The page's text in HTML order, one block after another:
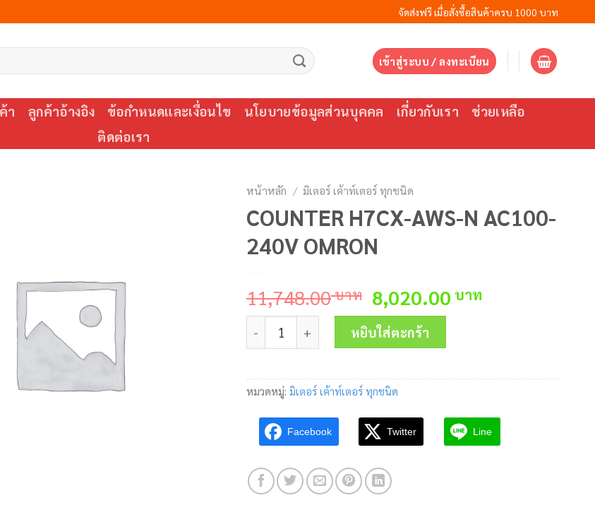
จัดส่งฟรี เมื่อสั่งซื้อสินค้าครบ 1000 บาท
เข้าสู่ระบบ / ลงทะเบียน
า ลูกค้าอ้างอิง ข้อกำหนดและเงื่อนไข นโยบายข้อมูลส่วนบุคคล เกี่ยวกับเรา
ช่วยเหลือ
ติดต่อเรา
หน้าหลัก / มิเตอร์ เค้าท์เตอร์ ทุกชนิด
COUNTER H7CX-AWS-N AC100-
240V OMRON
11,748.00บาท Original
price
was:
11,748.00 บาท.
8,020.00 บาท
จำนวน COUNTER H7CX-AWS-N AC100-240V OMRON ชิ้น
หยิบใส่ตะกร้า
หมวดหมู่: มิเตอร์ เค้าท์เตอร์ ทุกชนิด
Facebook Twitter Line